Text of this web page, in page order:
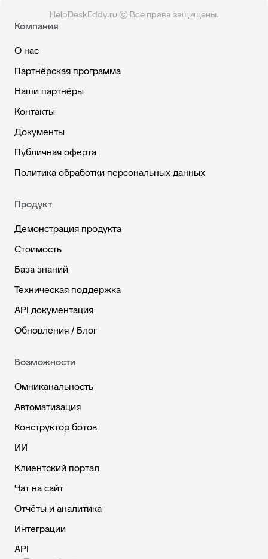
HelpDeskEddy.ru © Все права защищены.
Компания
О нас
Партнёрская программа
Наши партнёры
Контакты
Документы
Публичная оферта
Политика обработки персональных данных
Продукт
Демонстрация продукта
Стоимость
База знаний
Техническая поддержка
API документация
Обновления / Блог
Возможности
Омниканальность
Автоматизация
Конструктор ботов
ИИ
Клиентский портал
Чат на сайт
Отчёты и аналитика
Интеграции
API